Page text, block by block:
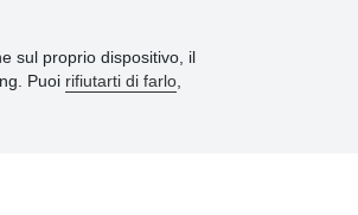
sul proprio dispositivo, il
Puoi rifiutarti di farlo